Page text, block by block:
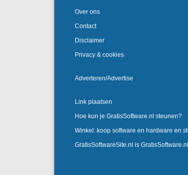
Over ons
Contact
Disclaimer
Privacy & cookies
Adverteren/Advertise
Link plaatsen
Hoe kun je GratisSoftware.nl steunen?
Winkel: koop software en hardware en
GratisSoftwareSite.nl is GratisSoftware.nl